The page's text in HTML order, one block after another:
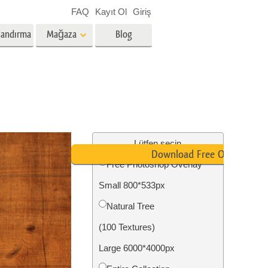
Hizmetleri
Fotoğraf Restorasyon Hizmetleri
Mağaza Blog
FAQ Kayıt Ol Giriş
Lütfen seçin
Free Photoshop Overlay
Small 800*533px
Natural Tree
(100 Textures)
Large 6000*4000px
Download Free Overlay